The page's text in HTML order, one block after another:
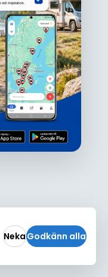
eller kunde
försök igen
NekaGodkänn alla